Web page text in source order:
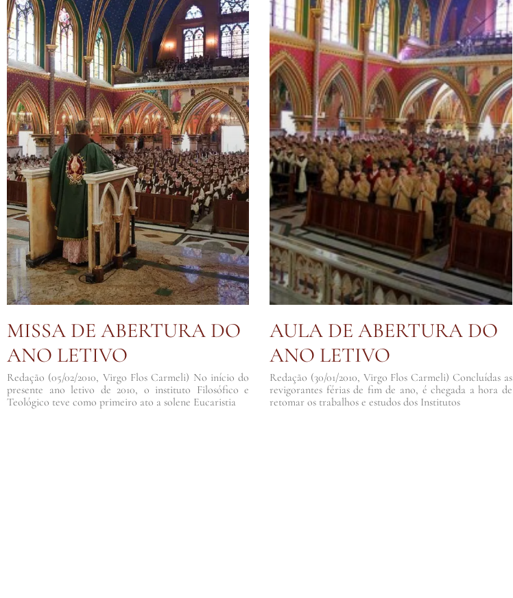
MISSA DE ABERTURA DO
ANO LETIVO
Redação (05/02/2010, Virgo Flos Carmeli) No início do
presente ano letivo de 2010, o instituto Filosófico e
Teológico teve como primeiro ato a solene Eucaristia
AULA DE ABERTURA DO
ANO LETIVO
Redação (30/01/2010, Virgo Flos Carmeli) Concluídas as
revigorantes férias de fim de ano, é chegada a hora de
retomar os trabalhos e estudos dos Institutos